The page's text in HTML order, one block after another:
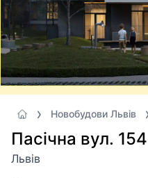
Новобудови Львів
Пасічна вул. 154
Львів